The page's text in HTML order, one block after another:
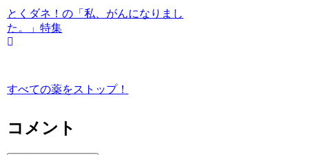
とくダネ！の「私、がんになりまし
た。」特集
すべての薬をストップ！
コメント